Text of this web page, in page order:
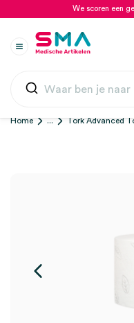
We scoren een
Home ... Tork Advanced